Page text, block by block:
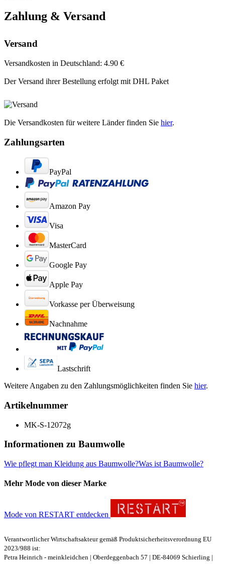
Zahlung & Versand
Versand
Versandkosten in Deutschland: 4.90 €
Der Versand ihrer Bestellung erfolgt mit DHL Paket
Die Versandkosten für weitere Länder finden Sie hier.
Zahlungsarten
PayPal
Amazon Pay
Visa
MasterCard
Google Pay
Apple Pay
Vorkasse per Überweisung
Nachnahme
Lastschrift
Weitere Angaben zu den Zahlungsmöglichkeiten finden Sie hier.
Artikelnummer
MK-S-12072g
Informationen zu Baumwolle
Wie pflegt man Kleidung aus Baumwolle?Was ist Baumwolle?
Mehr Mode von dieser Marke
Mode von RESTART entdecken
Verantwortlicher Wirtschaftsakteur gemäß Produktsicherheitsverordnung EU
2023/988 ist:
Petra Heinrich - meinkleidchen | Oberdeggenbach 57 | DE-84069 Schierling |